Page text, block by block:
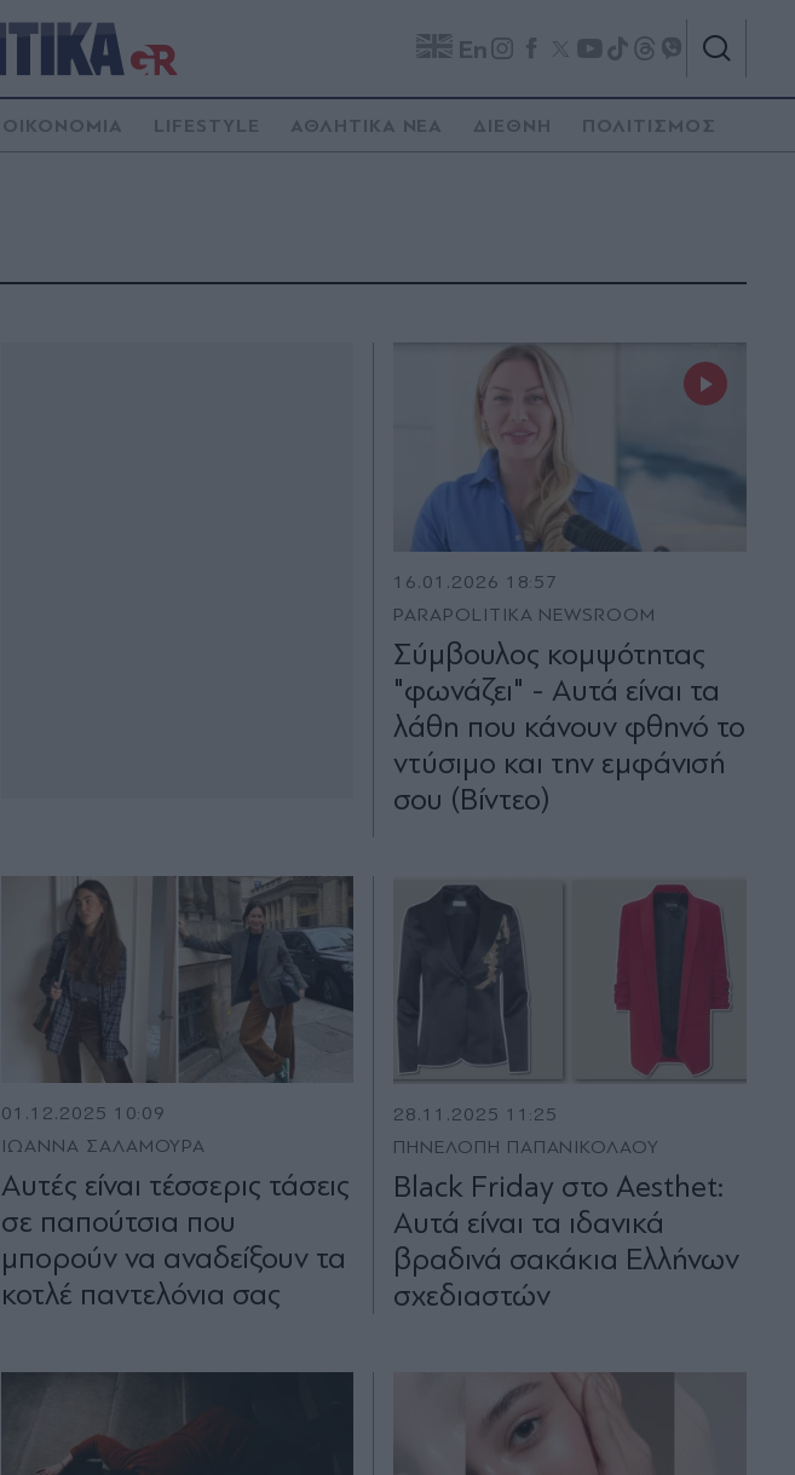
En
ΟΙΚΟΝΟΜΙΑ LIFESTYLE ΑΘΛΗΤΙΚΑ ΝΕΑ ΔΙΕΘΝΗ ΠΟΛΙΤΙΣΜΟΣ
16.01.2026 18:57
PARAPOLITIKA NEWSROOM
Σύμβουλος κομψότητας
"φωνάζει" - Αυτά είναι τα
λάθη που κάνουν φθηνό το
ντύσιμο και την εμφάνισή
σου (Βίντεο)
01.12.2025 10:09
ΙΩΑΝΝΑ ΣΑΛΑΜΟΥΡΑ
Αυτές είναι τέσσερις τάσεις
σε παπούτσια που
μπορούν να αναδείξουν τα
κοτλέ παντελόνια σας
28.11.2025 11:25
ΠΗΝΕΛΟΠΗ ΠΑΠΑΝΙΚΟΛΑΟΥ
Black Friday στο Aesthet:
Αυτά είναι τα ιδανικά
βραδινά σακάκια Ελλήνων
σχεδιαστών